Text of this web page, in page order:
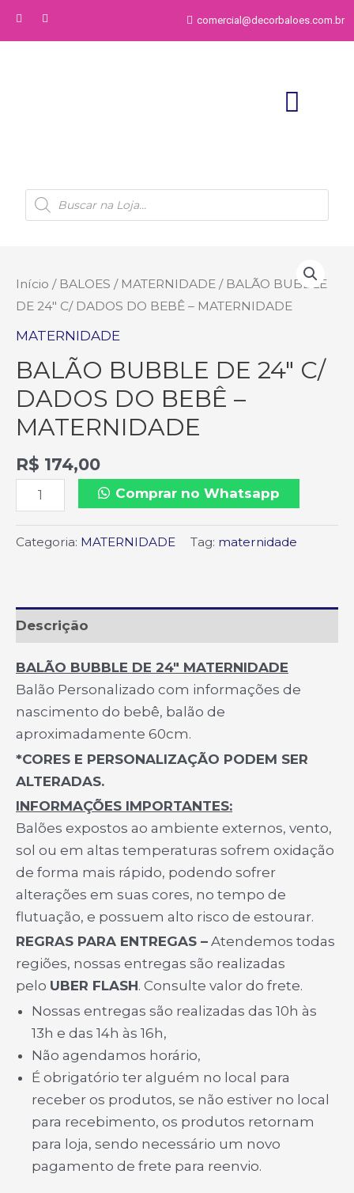
comercial@decorbaloes.com.br
Início / BALOES / MATERNIDADE / BALÃO BUBBLE
DE 24″ C/ DADOS DO BEBÊ – MATERNIDADE
MATERNIDADE
BALÃO BUBBLE DE 24″ C/
DADOS DO BEBÊ –
MATERNIDADE
R$ 174,00
Comprar no Whatsapp
Categoria: MATERNIDADE Tag: maternidade
Descrição
BALÃO BUBBLE DE 24″ MATERNIDADE
Balão Personalizado com informações de
nascimento do bebê, balão de
aproximadamente 60cm.
*CORES E PERSONALIZAÇÃO PODEM SER
ALTERADAS.
INFORMAÇÕES IMPORTANTES:
Balões expostos ao ambiente externos, vento,
sol ou em altas temperaturas sofrem oxidação
de forma mais rápido, podendo sofrer
alterações em suas cores, no tempo de
flutuação, e possuem alto risco de estourar.
REGRAS PARA ENTREGAS – Atendemos todas
regiões, nossas entregas são realizadas
pelo UBER FLASH. Consulte valor do frete.
Nossas entregas são realizadas das 10h às
13h e das 14h às 16h,
Não agendamos horário,
É obrigatório ter alguém no local para
receber os produtos, se não estiver no local
para recebimento, os produtos retornam
para loja, sendo necessário um novo
pagamento de frete para reenvio.